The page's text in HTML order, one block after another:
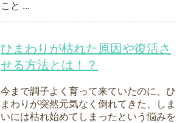
こと ...
ひまわりが枯れた原因や復活さ
せる方法とは！？
今まで調子よく育って来ていたのに、ひ
まわりが突然元気なく倒れてきた、しま
いには枯れ始めてしまったという悩みを